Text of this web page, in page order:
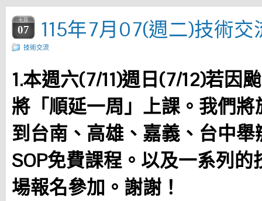
七月
07 115年7月07(週二)技術交
技術交流
1.本週六(7/11)週日(7/12)若因
將「順延一周」上課。我們將
到台南、高雄、嘉義、台中
SOP免費課程。以及一系列
場報名參加。謝謝！